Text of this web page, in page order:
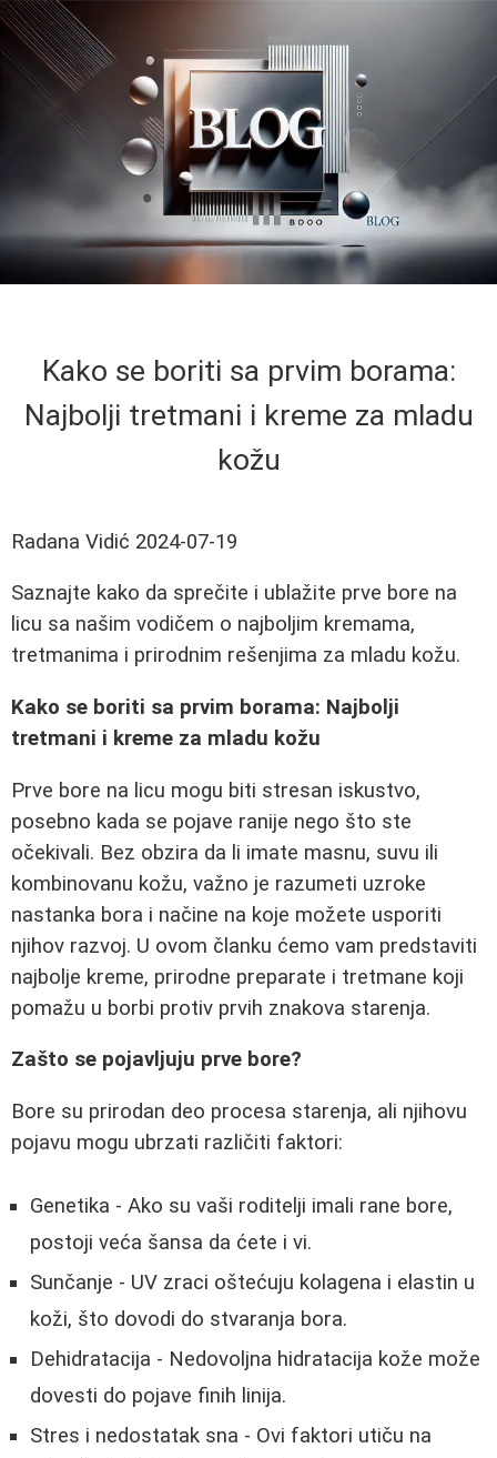
Kako se boriti sa prvim borama:
Najbolji tretmani i kreme za mladu
kožu
Radana Vidić 2024-07-19
Saznajte kako da sprečite i ublažite prve bore na
licu sa našim vodičem o najboljim kremama,
tretmanima i prirodnim rešenjima za mladu kožu.
Kako se boriti sa prvim borama: Najbolji
tretmani i kreme za mladu kožu
Prve bore na licu mogu biti stresan iskustvo,
posebno kada se pojave ranije nego što ste
očekivali. Bez obzira da li imate masnu, suvu ili
kombinovanu kožu, važno je razumeti uzroke
nastanka bora i načine na koje možete usporiti
njihov razvoj. U ovom članku ćemo vam predstaviti
najbolje kreme, prirodne preparate i tretmane koji
pomažu u borbi protiv prvih znakova starenja.
Zašto se pojavljuju prve bore?
Bore su prirodan deo procesa starenja, ali njihovu
pojavu mogu ubrzati različiti faktori:
Genetika - Ako su vaši roditelji imali rane bore,
postoji veća šansa da ćete i vi.
Sunčanje - UV zraci oštećuju kolagena i elastin u
koži, što dovodi do stvaranja bora.
Dehidratacija - Nedovoljna hidratacija kože može
dovesti do pojave finih linija.
Stres i nedostatak sna - Ovi faktori utiču na